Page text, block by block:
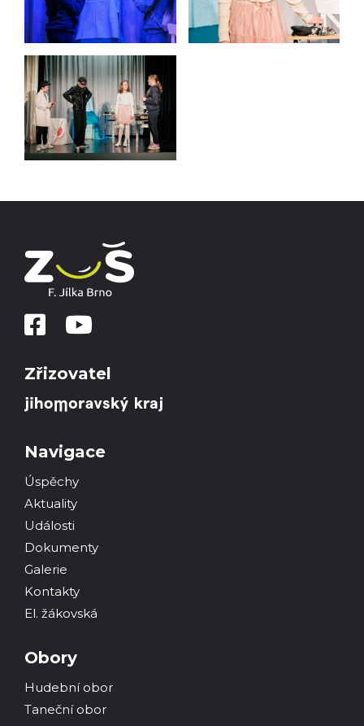
Zřizovatel
Navigace
Úspěchy
Aktuality
Události
Dokumenty
Galerie
Kontakty
El. žákovská
Obory
Hudební obor
Taneční obor